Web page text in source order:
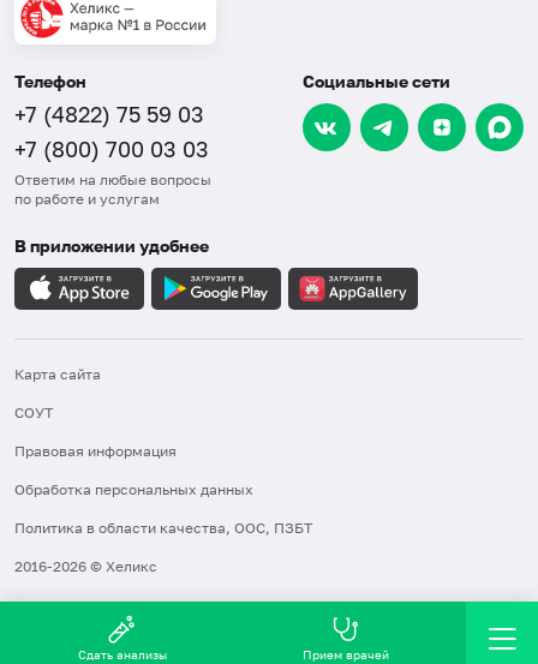
Телефон
+7 (4822) 75 59 03
+7 (800) 700 03 03
Ответим на любые вопросы
по работе и услугам
Социальные сети
В приложении удобнее
Карта сайта
СОУТ
Правовая информация
Обработка персональных данных
Политика в области качества, ООС, ПЗБТ
2016-2026 © Хеликс
Сдать анализы Прием врачей